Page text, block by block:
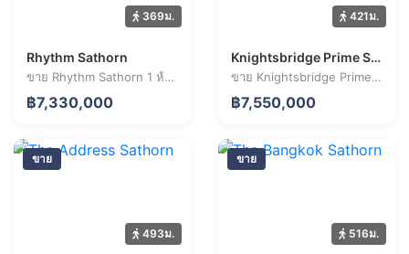
369ม.
Rhythm Sathorn
ขาย Rhythm Sathorn 1 ห้องนอน 36.6 ตร.ม. ราคา 7.33 ล้านบาท
฿7,330,000
421ม.
Knightsbridge Prime Sathorn
ขาย Knightsbridge Prime Sathorn 1 ห้องนอน 38.3 ตร.ม. ราคา 7.55 ล้านบาท
฿7,550,000
ขาย
493ม.
ขาย
516ม.